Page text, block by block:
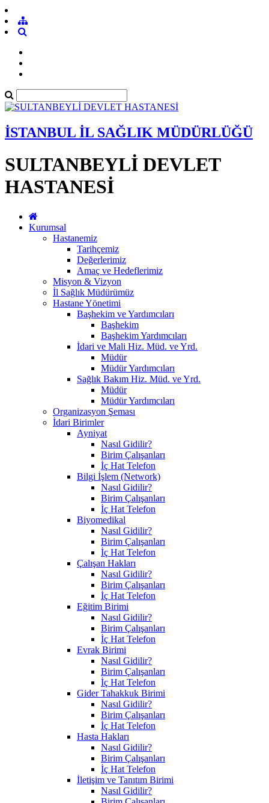
İSTANBUL İL SAĞLIK MÜDÜRLÜĞÜ
SULTANBEYLİ DEVLET
HASTANESİ
Kurumsal
Hastanemiz
Tarihçemiz
Değerlerimiz
Amaç ve Hedeflerimiz
Misyon & Vizyon
İl Sağlık Müdürümüz
Hastane Yönetimi
Başhekim ve Yardımcıları
Başhekim
Başhekim Yardımcıları
İdari ve Mali Hiz. Müd. ve Yrd.
Müdür
Müdür Yardımcıları
Sağlık Bakım Hiz. Müd. ve Yrd.
Müdür
Müdür Yardımcıları
Organizasyon Şeması
İdari Birimler
Ayniyat
Nasıl Gidilir?
Birim Çalışanları
İç Hat Telefon
Bilgi İşlem (Network)
Nasıl Gidilir?
Birim Çalışanları
İç Hat Telefon
Biyomedikal
Nasıl Gidilir?
Birim Çalışanları
İç Hat Telefon
Çalışan Hakları
Nasıl Gidilir?
Birim Çalışanları
İç Hat Telefon
Eğitim Birimi
Nasıl Gidilir?
Birim Çalışanları
İç Hat Telefon
Evrak Birimi
Nasıl Gidilir?
Birim Çalışanları
İç Hat Telefon
Gider Tahakkuk Birimi
Nasıl Gidilir?
Birim Çalışanları
İç Hat Telefon
Hasta Hakları
Nasıl Gidilir?
Birim Çalışanları
İç Hat Telefon
İletişim ve Tanıtım Birimi
Nasıl Gidilir?